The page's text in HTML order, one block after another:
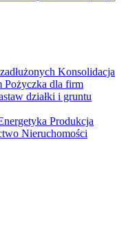
Konsolidacja
Pożyczka dla firm
działki i gruntu
Produkcja
Nieruchomości